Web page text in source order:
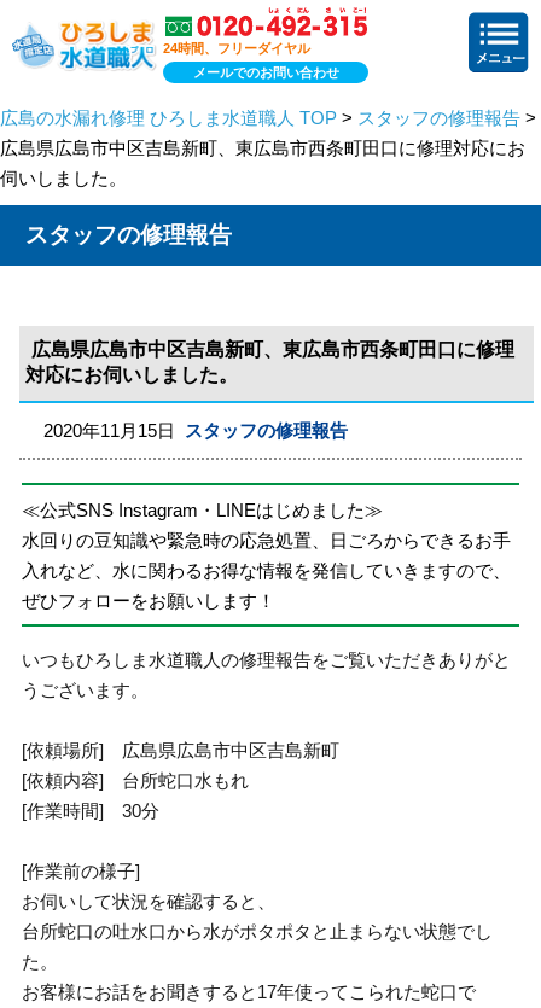
24時間、フリーダイヤル
メールでのお問い合わせ
広島の水漏れ修理 ひろしま水道職人 TOP > スタッフの修理報告 >
広島県広島市中区吉島新町、東広島市西条町田口に修理対応にお
伺いしました。
スタッフの修理報告
広島県広島市中区吉島新町、東広島市西条町田口に修理
対応にお伺いしました。
2020年11月15日 スタッフの修理報告
≪公式SNS Instagram・LINEはじめました≫
水回りの豆知識や緊急時の応急処置、日ごろからできるお手
入れなど、水に関わるお得な情報を発信していきますので、
ぜひフォローをお願いします！
いつもひろしま水道職人の修理報告をご覧いただきありがと
うございます。
[依頼場所] 広島県広島市中区吉島新町
[依頼内容] 台所蛇口水もれ
[作業時間] 30分
[作業前の様子]
お伺いして状況を確認すると、
台所蛇口の吐水口から水がポタポタと止まらない状態でし
た。
お客様にお話をお聞きすると17年使ってこられた蛇口で